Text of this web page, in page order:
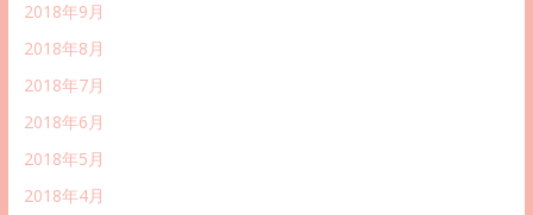
2018年9月
2018年8月
2018年7月
2018年6月
2018年5月
2018年4月